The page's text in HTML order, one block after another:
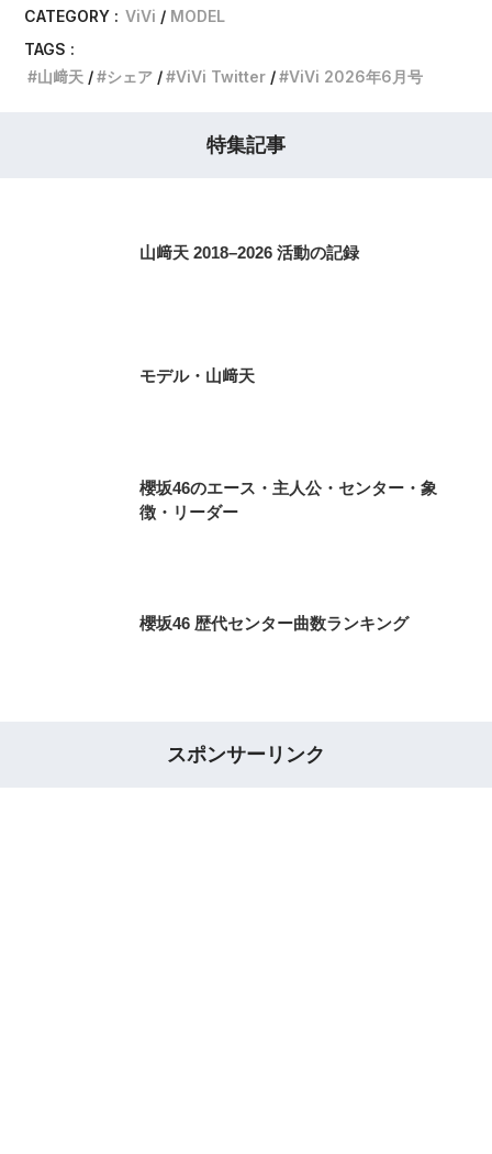
CATEGORY : ViVi
MODEL
TAGS :
山﨑天
シェア ViVi Twitter ViVi 2026年6月号
特集記事
山﨑天 2018–2026 活動の記録
モデル・山﨑天
櫻坂46のエース・主人公・センター・象
徴・リーダー
櫻坂46 歴代センター曲数ランキング
スポンサーリンク